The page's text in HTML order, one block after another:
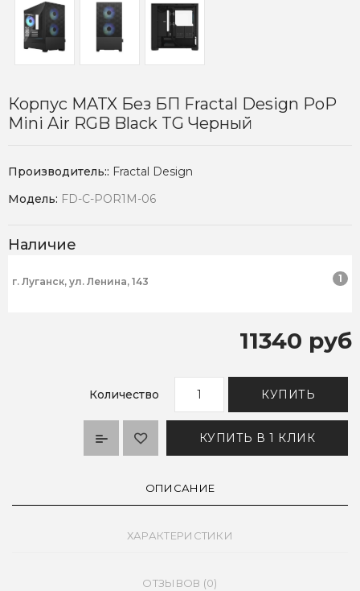
Корпус MATX Без БП Fractal Design PoP
Mini Air RGB Black TG Черный
Производитель:: Fractal Design
Модель: FD-C-POR1M-06
Наличие
г. Луганск, ул. Ленина, 143 1
11340 руб
Количество КУПИТЬ
КУПИТЬ В 1 КЛИК
ОПИСАНИЕ
ХАРАКТЕРИСТИКИ
ОТЗЫВОВ (0)